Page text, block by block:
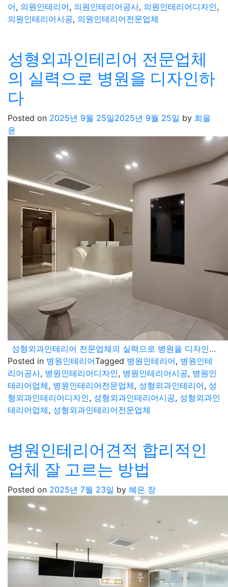
어, 의원인테리어, 의원인테리어공사, 의원인테리어디자인,
의원인테리어시공, 의원인테리어전문업체
성형외과인테리어 전문업체
의 실력으로 병원을 디자인하
다
Posted on 2025년 9월 25일2025년 9월 25일 by 희을
윤
성형외과인테리어 전문업체의 실력으로 병원을 디자인하다
Posted in 병원인테리어Tagged 병원인테리어, 병원인테
리어공사, 병원인테리어디자인, 병원인테리어시공, 병원인
테리어업체, 병원인테리어전문업체, 성형외과인테리어, 성
형외과인테리어디자인, 성형외과인테리어시공, 성형외과인
테리어업체, 성형외과인테리어전문업체
병원인테리어견적 합리적인
업체 잘 고르는 방법
Posted on 2025년 7월 23일 by 혜은 장